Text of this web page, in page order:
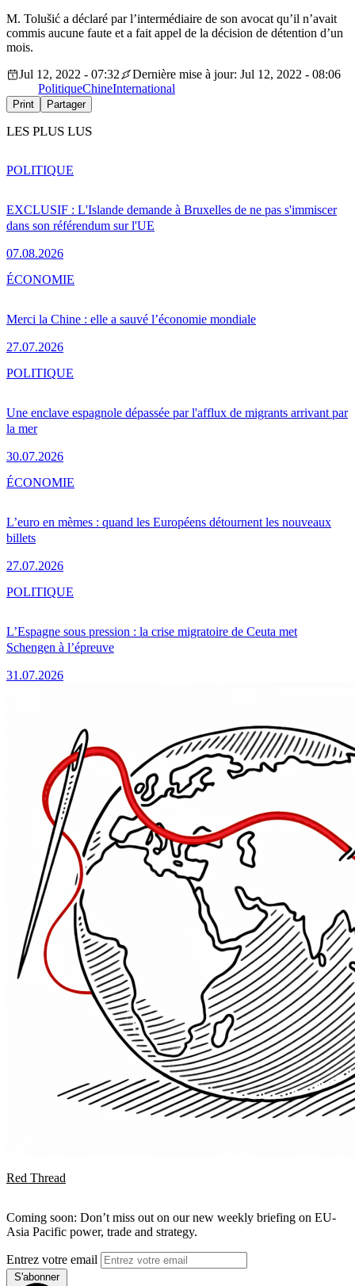
M. Tolušić a déclaré par l’intermédiaire de son avocat qu’il n’avait
commis aucune faute et a fait appel de la décision de détention d’un
mois.
Jul 12, 2022 - 07:32
Dernière mise à jour: Jul 12, 2022 - 08:06
PolitiqueChineInternational
Print Partager
LES PLUS LUS
EXCLUSIF : L'Islande demande à Bruxelles de ne pas s'immiscer
dans son référendum sur l'UE
07.08.2026
POLITIQUE
Merci la Chine : elle a sauvé l’économie mondiale
27.07.2026
ÉCONOMIE
Une enclave espagnole dépassée par l'afflux de migrants arrivant par
la mer
30.07.2026
POLITIQUE
L’euro en mèmes : quand les Européens détournent les nouveaux
billets
27.07.2026
ÉCONOMIE
L’Espagne sous pression : la crise migratoire de Ceuta met
Schengen à l’épreuve
31.07.2026
POLITIQUE
Red Thread
Coming soon: Don’t miss out on our new weekly briefing on EU-
Asia Pacific power, trade and strategy.
Entrez votre email
S'abonner